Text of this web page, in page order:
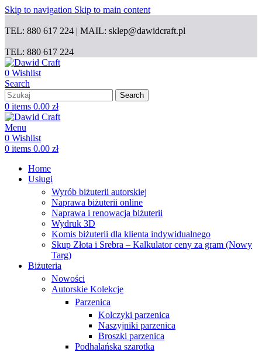
Skip to navigation Skip to main content
TEL: 880 617 224 | MAIL: sklep@dawidcraft.pl
TEL: 880 617 224
0 Wishlist
Search
Search
0 items 0.00 zł
Menu
0 Wishlist
0 items 0.00 zł
Home
Usługi
Wyrób biżuterii autorskiej
Naprawa biżuterii online
Naprawa i renowacja biżuterii
Wydruk 3D
Komis biżuterii dla klienta indywidualnego
Skup Złota i Srebra – Kalkulator ceny za gram (Nowy
Targ)
Biżuteria
Nowości
Autorskie Kolekcje
Parzenica
Kolczyki parzenica
Naszyjniki parzenica
Broszki parzenica
Podhalańska szarotka